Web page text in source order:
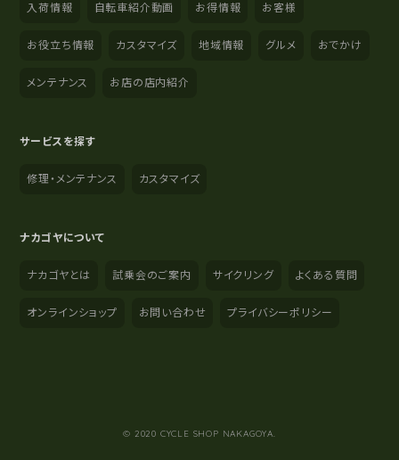
入荷情報 自転車紹介動画 お得情報 お客様
お役立ち情報 カスタマイズ 地域情報 グルメ おでかけ
メンテナンス お店の店内紹介
サービスを探す
修理・メンテナンス カスタマイズ
ナカゴヤについて
ナカゴヤとは 試乗会のご案内 サイクリング よくある質問
オンラインショップ お問い合わせ プライバシーポリシー
© 2020 CYCLE SHOP NAKAGOYA.